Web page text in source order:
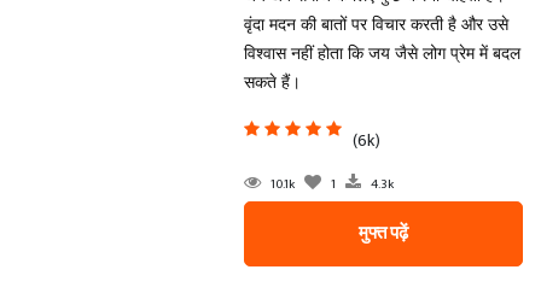
वृंदा मदन की बातों पर विचार करती है और उसे
विश्वास नहीं होता कि जय जैसे लोग प्रेम में बदल
सकते हैं।
(6k)
10.1k 1 4.3k
मुफ्त पढ़ें